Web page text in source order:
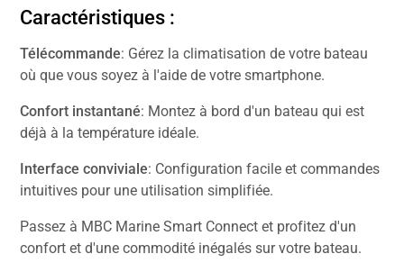
Caractéristiques :
Télécommande: Gérez la climatisation de votre bateau
où que vous soyez à l'aide de votre smartphone.
Confort instantané: Montez à bord d'un bateau qui est
déjà à la température idéale.
Interface conviviale: Configuration facile et commandes
intuitives pour une utilisation simplifiée.
Passez à MBC Marine Smart Connect et profitez d'un
confort et d'une commodité inégalés sur votre bateau.